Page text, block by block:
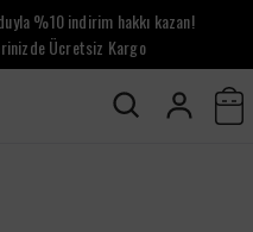
%10 indirim hakkı kazan!
Ücretsiz Kargo